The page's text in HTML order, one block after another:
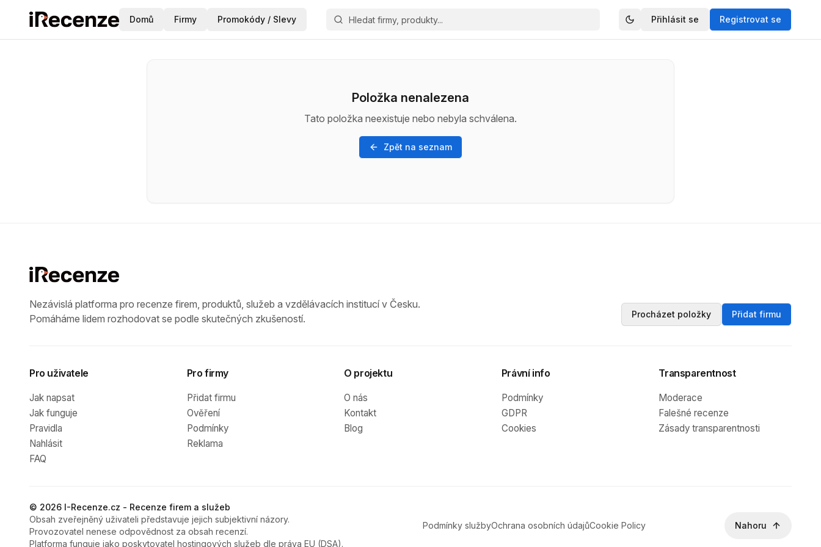
Domů Firmy Promokódy / Slevy Přihlásit se Registrovat se
Položka nenalezena
Tato položka neexistuje nebo nebyla schválena.
Zpět na seznam
Nezávislá platforma pro recenze firem, produktů, služeb a vzdělávacích institucí v Česku.
Pomáháme lidem rozhodovat se podle skutečných zkušeností.
Procházet položky Přidat firmu
Pro uživatele
Jak napsat
Jak funguje
Pravidla
Nahlásit
FAQ
Pro firmy
Přidat firmu
Ověření
Podmínky
Reklama
O projektu
O nás
Kontakt
Blog
Právní info
Podmínky
GDPR
Cookies
Transparentnost
Moderace
Falešné recenze
Zásady transparentnosti
© 2026 I-Recenze.cz - Recenze firem a služeb
Obsah zveřejněný uživateli představuje jejich subjektivní názory.
Provozovatel nenese odpovědnost za obsah recenzí.
Platforma funguje jako poskytovatel hostingových služeb dle práva EU (DSA).
Podmínky službyOchrana osobních údajůCookie Policy Nahoru